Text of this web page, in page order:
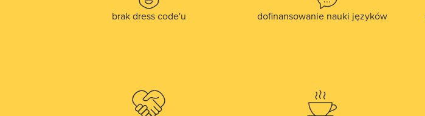
brak dress code'u dofinansowanie nauki języków